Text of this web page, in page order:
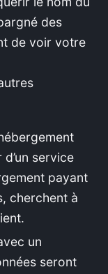
des
de voir votre
service
payant
cherchent à
un
seront